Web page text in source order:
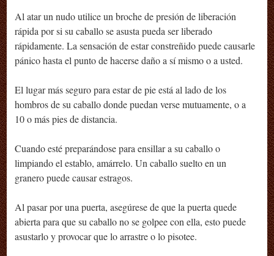
Al atar un nudo utilice un broche de presión de liberación
rápida por si su caballo se asusta pueda ser liberado
rápidamente. La sensación de estar constreñido puede causarle
pánico hasta el punto de hacerse daño a sí mismo o a usted.
El lugar más seguro para estar de pie está al lado de los
hombros de su caballo donde puedan verse mutuamente, o a
10 o más pies de distancia.
Cuando esté preparándose para ensillar a su caballo o
limpiando el establo, amárrelo. Un caballo suelto en un
granero puede causar estragos.
Al pasar por una puerta, asegúrese de que la puerta quede
abierta para que su caballo no se golpee con ella, esto puede
asustarlo y provocar que lo arrastre o lo pisotee.